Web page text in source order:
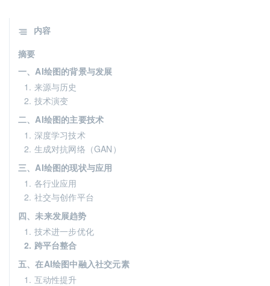
内容
摘要
一、AI绘图的背景与发展
1. 来源与历史
2. 技术演变
二、AI绘图的主要技术
1. 深度学习技术
2. 生成对抗网络（GAN）
三、AI绘图的现状与应用
1. 各行业应用
2. 社交与创作平台
四、未来发展趋势
1. 技术进一步优化
2. 跨平台整合
五、在AI绘图中融入社交元素
1. 互动性提升